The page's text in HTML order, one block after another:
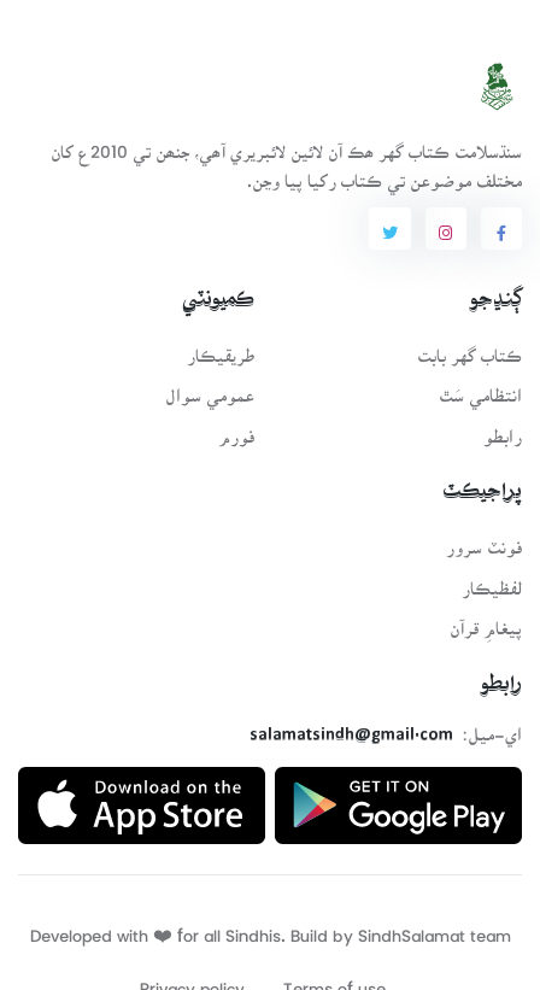
سنڌسلامت ڪتاب گهر ھڪ آن لائين لائبريري آھي، جنھن تي 2010ع کان
مختلف موضوعن تي ڪتاب رکيا پيا وڃن.
ڳنڍجو
ڪتاب گهر بابت
انتظامي سَٿ
رابطو
ڪميونٽي
طريقيڪار
عمومي سوال
فورم
پراجيڪٽ
فونٽ سرور
لفظيڪار
پيغامِ قرآن
رابطو
اي-ميل:
salamatsindh@gmail.com
Developed with ❤️ for all Sindhis. Build by SindhSalamat
Terms of use
Privacy policy